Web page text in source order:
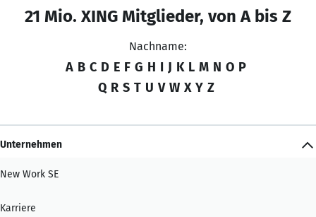
21 Mio. XING Mitglieder, von A bis Z
Nachname:
A B C D E F G H I J K L M N O P
Q R S T U V W X Y Z
Unternehmen
New Work SE
Karriere